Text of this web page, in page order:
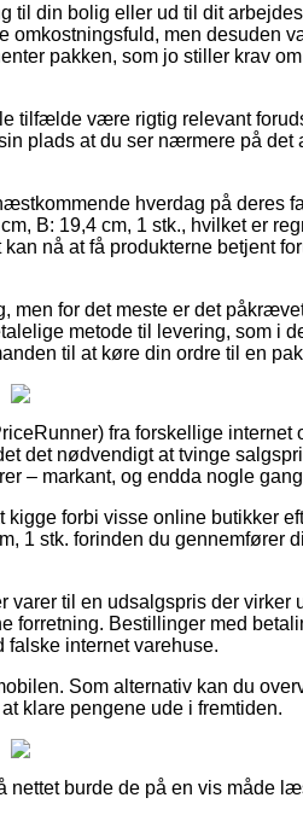
til din bolig eller ud til dit
omkostningsfuld, men desuden
pakken, som jo stiller krav
tilfælde være rigtig relevant
plads at du ser nærmere på det
hverdag på deres
B: 19,4 cm, 1 stk., hvilket er
nå at få produkterne betjent
men for det meste er det
metode til levering, som i
til at køre din ordre til en
fra forskellige internet
det nødvendigt at tvinge
– markant, og endda nogle
forbi visse online butikker
1 stk. forinden du gennemfører
varer til en udsalgspris der virker
forretning. Bestillinger med
falske internet varehuse.
Som alternativ kan du
klare pengene ude i fremtiden.
nettet burde de på en vis måde